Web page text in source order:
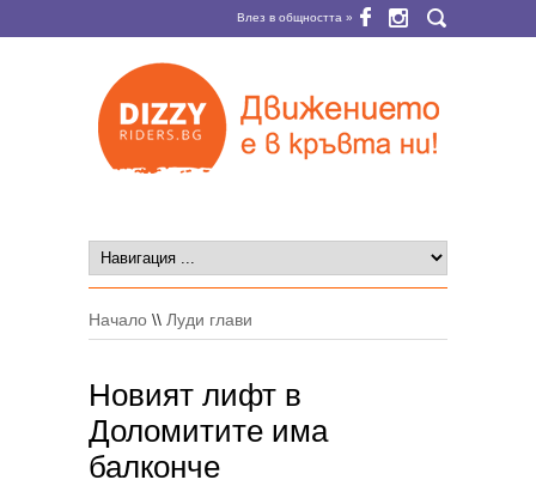
Влез в общността »
Начало \\ Луди глави
Новият лифт в
Доломитите има
балконче